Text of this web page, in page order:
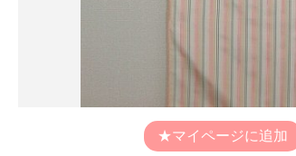
マイページに追加